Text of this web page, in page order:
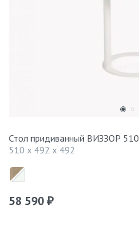
Стол придиванный ВИЗЗОР
510 x 492 x 492
58 590 ₽